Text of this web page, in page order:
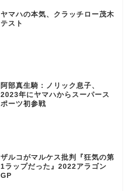
ヤマハの本気、クラッチロー茂木
テスト
阿部真生騎：ノリック息子、
2023年にヤマハからスーパース
ポーツ初参戦
ザルコがマルケス批判『狂気の第
1ラップだった』2022アラゴン
GP